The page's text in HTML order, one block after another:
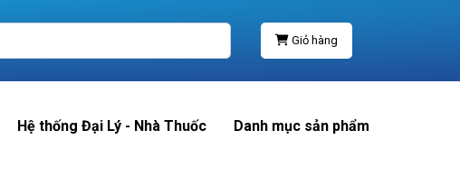
Giỏ hàng
Hệ thống Đại Lý - Nhà Thuốc Danh mục sản phẩm